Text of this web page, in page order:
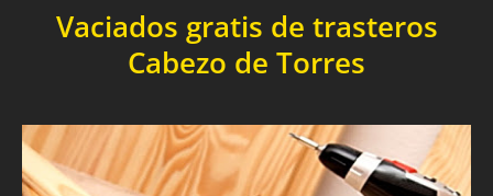
Vaciados gratis de trasteros
Cabezo de Torres